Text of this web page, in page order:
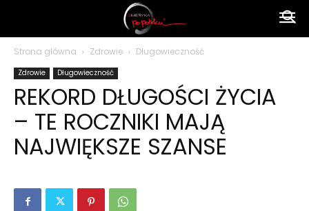
polsku
Strona główna Zdrowie Długowieczność
Zdrowie Długowieczność
REKORD DŁUGOŚCI ŻYCIA
– TE ROCZNIKI MAJĄ
NAJWIĘKSZE SZANSE